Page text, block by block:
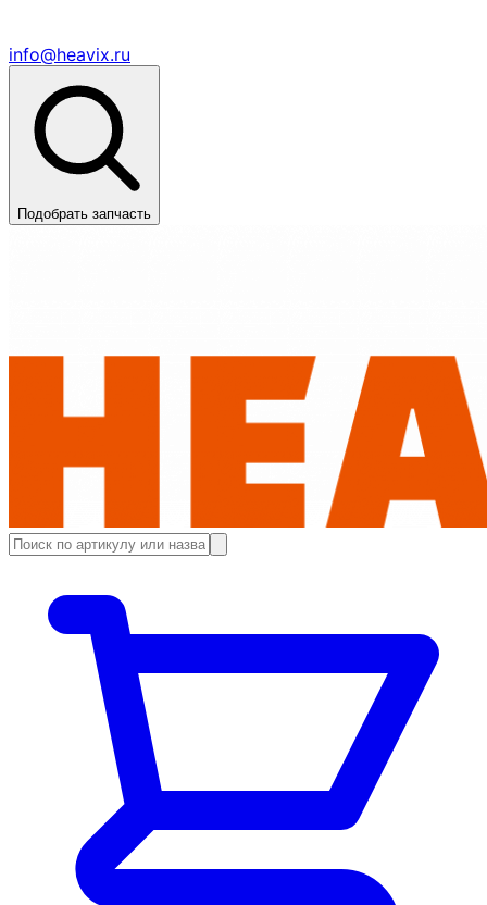
info@heavix.ru
Подобрать запчасть